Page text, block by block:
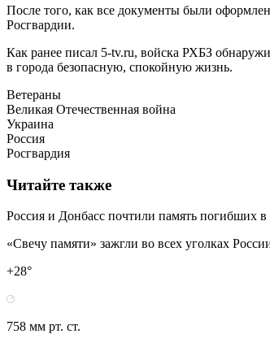
После того, как все документы были
Росгвардии.
Как ранее писал 5-tv.ru, войска РХБЗ
в города безопасную, спокойную жизнь.
Ветераны
Великая Отечественная война
Украина
Россия
Росгвардия
Читайте также
Россия и Донбасс почтили память погибших
«Свечу памяти» зажгли во всех уголках
+28°
758 мм рт. ст.